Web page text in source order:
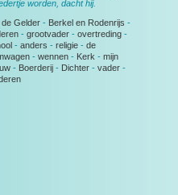
worden, dacht hij.
de Gelder - Berkel en Rodenrijs -
- grootvader - overtreding -
- anders - religie - de
- wennen - Kerk - mijn
- Boerderij - Dichter - vader -